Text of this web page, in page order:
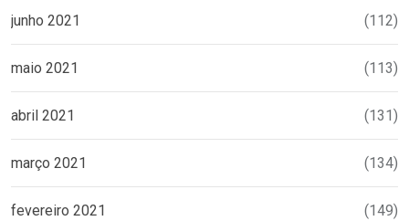
junho 2021 (112)
maio 2021 (113)
abril 2021 (131)
março 2021 (134)
fevereiro 2021 (149)